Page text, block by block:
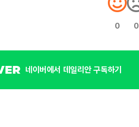
0 0
네이버에서 데일리안 구독하기